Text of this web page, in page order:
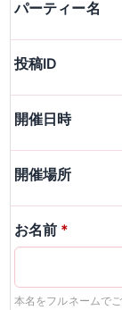
パーティー名
投稿ID
開催日時
開催場所
お名前 *
本名をフルネームで